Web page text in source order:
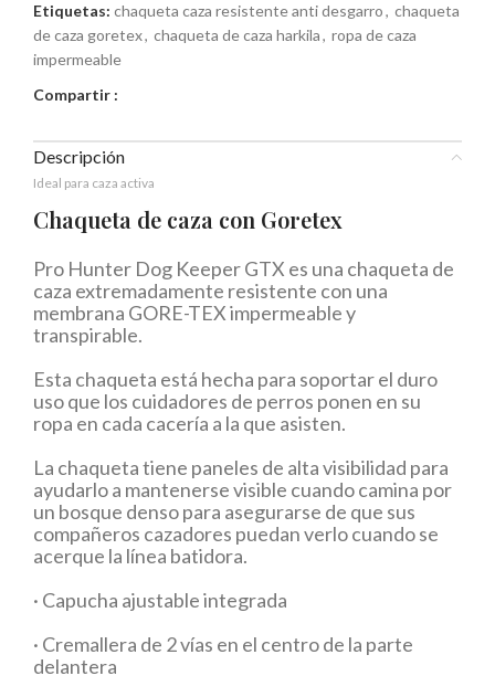
Etiquetas: chaqueta caza resistente anti desgarro, chaqueta
de caza goretex, chaqueta de caza harkila, ropa de caza
impermeable
Compartir :
Descripción
Ideal para caza activa
Chaqueta de caza con Goretex
Pro Hunter Dog Keeper GTX es una chaqueta de
caza extremadamente resistente con una
membrana GORE-TEX impermeable y
transpirable.
Esta chaqueta está hecha para soportar el duro
uso que los cuidadores de perros ponen en su
ropa en cada cacería a la que asisten.
La chaqueta tiene paneles de alta visibilidad para
ayudarlo a mantenerse visible cuando camina por
un bosque denso para asegurarse de que sus
compañeros cazadores puedan verlo cuando se
acerque la línea batidora.
· Capucha ajustable integrada
· Cremallera de 2 vías en el centro de la parte
delantera